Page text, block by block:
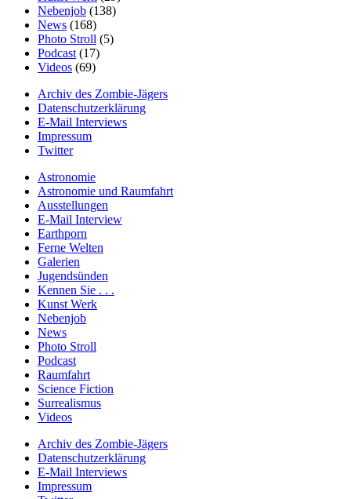
Nebenjob (138)
News (168)
Photo Stroll (5)
Podcast (17)
Videos (69)
Archiv des Zombie-Jägers
Datenschutzerklärung
E-Mail Interviews
Impressum
Twitter
Astronomie
Astronomie und Raumfahrt
Ausstellungen
E-Mail Interview
Earthporn
Ferne Welten
Galerien
Jugendsünden
Kennen Sie . . .
Kunst Werk
Nebenjob
News
Photo Stroll
Podcast
Raumfahrt
Science Fiction
Surrealismus
Videos
Archiv des Zombie-Jägers
Datenschutzerklärung
E-Mail Interviews
Impressum